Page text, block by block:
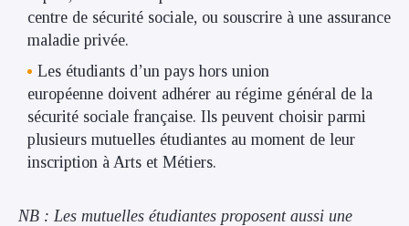
centre de sécurité sociale, ou souscrire à une assurance
maladie privée.
Les étudiants d’un pays hors union
européenne doivent adhérer au régime général de la
sécurité sociale française. Ils peuvent choisir parmi
plusieurs mutuelles étudiantes au moment de leur
inscription à Arts et Métiers.
NB : Les mutuelles étudiantes proposent aussi une